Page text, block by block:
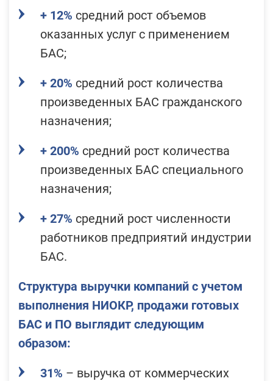
+ 12% средний рост объемов
оказанных услуг с применением
БАС;
+ 20% средний рост количества
произведенных БАС гражданского
назначения;
+ 200% средний рост количества
произведенных БАС специального
назначения;
+ 27% средний рост численности
работников предприятий индустрии
БАС.
Структура выручки компаний с учетом
выполнения НИОКР, продажи готовых
БАС и ПО выглядит следующим
образом:
31% – выручка от коммерческих